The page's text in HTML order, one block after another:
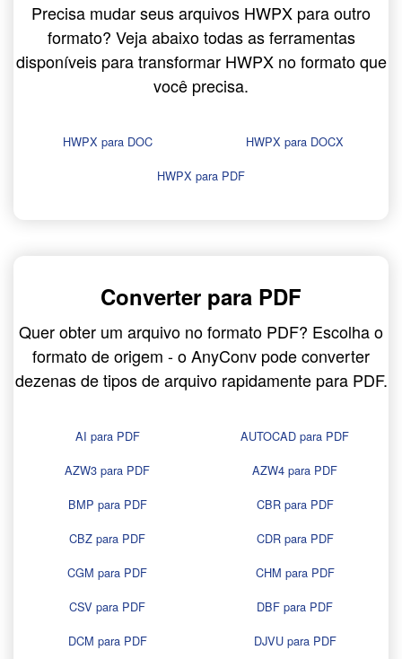
Precisa mudar seus arquivos HWPX para outro
formato? Veja abaixo todas as ferramentas
disponíveis para transformar HWPX no formato que
você precisa.
HWPX para DOC
HWPX para DOCX
HWPX para PDF
Converter para PDF
Quer obter um arquivo no formato PDF? Escolha o
formato de origem - o AnyConv pode converter
dezenas de tipos de arquivo rapidamente para PDF.
AI para PDF
AUTOCAD para PDF
AZW3 para PDF
AZW4 para PDF
BMP para PDF
CBR para PDF
CBZ para PDF
CDR para PDF
CGM para PDF
CHM para PDF
CSV para PDF
DBF para PDF
DCM para PDF
DJVU para PDF